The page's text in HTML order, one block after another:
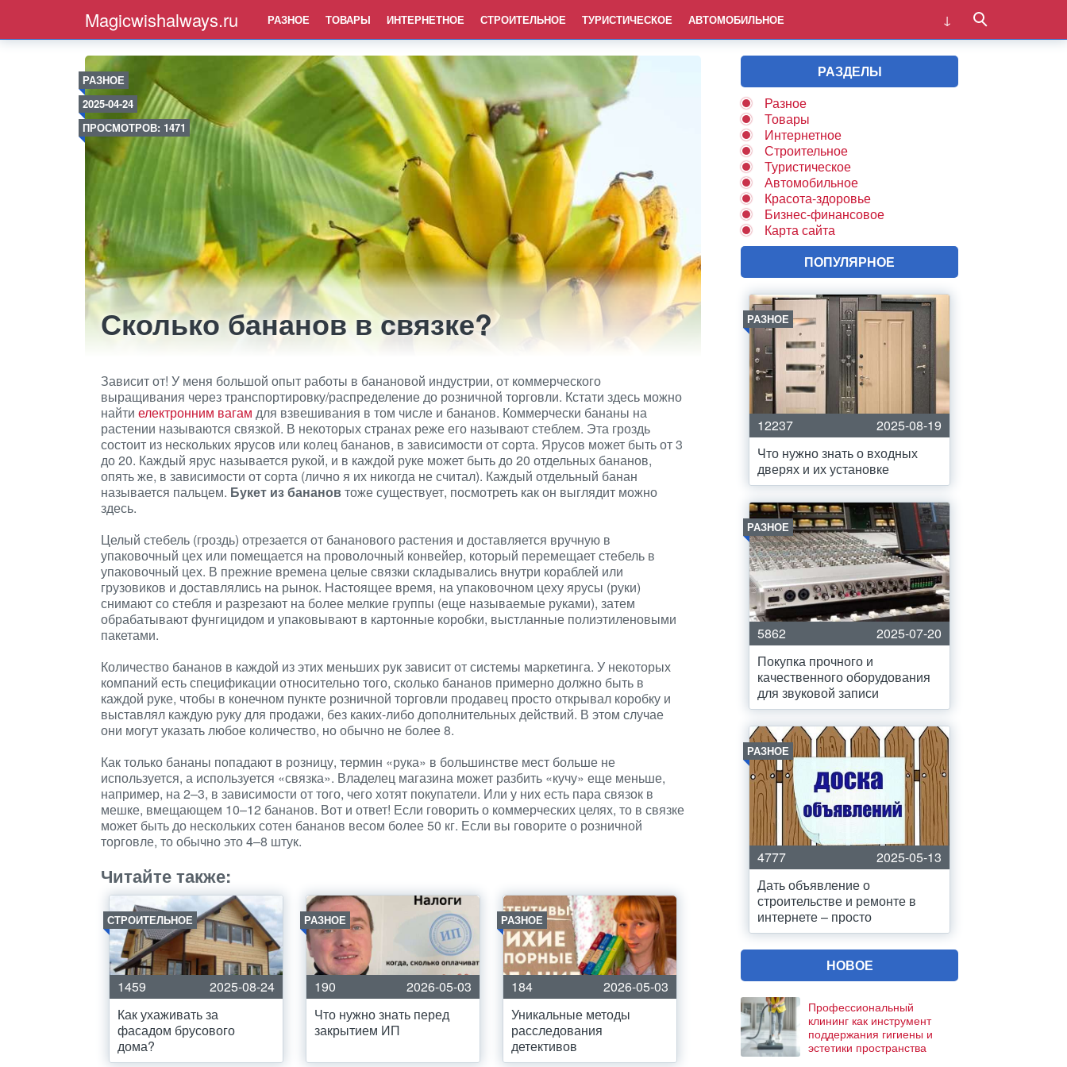
Magicwishalways.ru РАЗНОЕ ТОВАРЫ ИНТЕРНЕТНОЕ СТРОИТЕЛЬНОЕ ТУРИСТИЧЕСКОЕ АВТОМОБИЛЬНОЕ
РАЗНОЕ
2025-04-24
ПРОСМОТРОВ: 1471
Сколько бананов в связке?
Зависит от! У меня большой опыт работы в банановой индустрии, от коммерческого
выращивания через транспортировку/распределение до розничной торговли. Кстати здесь можно
найти електронним вагам для взвешивания в том числе и бананов. Коммерчески бананы на
растении называются связкой. В некоторых странах реже его называют стеблем. Эта гроздь
состоит из нескольких ярусов или колец бананов, в зависимости от сорта. Ярусов может быть от 3
до 20. Каждый ярус называется рукой, и в каждой руке может быть до 20 отдельных бананов,
опять же, в зависимости от сорта (лично я их никогда не считал). Каждый отдельный банан
называется пальцем. Букет из банановтоже существует, посмотреть как он выглядит можно
здесь.
Целый стебель (гроздь) отрезается от бананового растения и доставляется вручную в
упаковочный цех или помещается на проволочный конвейер, который перемещает стебель в
упаковочный цех. В прежние времена целые связки складывались внутри кораблей или
грузовиков и доставлялись на рынок. Настоящее время, на упаковочном цеху ярусы (руки)
снимают со стебля и разрезают на более мелкие группы (еще называемые руками), затем
обрабатывают фунгицидом и упаковывают в картонные коробки, выстланные полиэтиленовыми
пакетами.
Количество бананов в каждой из этих меньших рук зависит от системы маркетинга. У некоторых
компаний есть спецификации относительно того, сколько бананов примерно должно быть в
каждой руке, чтобы в конечном пункте розничной торговли продавец просто открывал коробку и
выставлял каждую руку для продажи, без каких-либо дополнительных действий. В этом случае
они могут указать любое количество, но обычно не более 8.
Как только бананы попадают в розницу, термин «рука» в большинстве мест больше не
используется, а используется «связка». Владелец магазина может разбить «кучу» еще меньше,
например, на 2–3, в зависимости от того, чего хотят покупатели. Или у них есть пара связок в
мешке, вмещающем 10–12 бананов. Вот и ответ! Если говорить о коммерческих целях, то в связке
может быть до нескольких сотен бананов весом более 50 кг. Если вы говорите о розничной
торговле, то обычно это 4–8 штук.
Читайте также:
СТРОИТЕЛЬНОЕ
1459
2025-08-24
Как ухаживать за
фасадом брусового
дома?
РАЗНОЕ
190
2026-05-03
Что нужно знать перед
закрытием ИП
РАЗНОЕ
184
2026-05-03
Уникальные методы
расследования
детективов
РАЗДЕЛЫ
Разное
Товары
Интернетное
Строительное
Туристическое
Автомобильное
Красота-здоровье
Бизнес-финансовое
Карта сайта
ПОПУЛЯРНОЕ
РАЗНОЕ
12237
2025-08-19
Что нужно знать о входных
дверях и их установке
РАЗНОЕ
5862
2025-07-20
Покупка прочного и
качественного оборудования
для звуковой записи
РАЗНОЕ
4777
2025-05-13
Дать объявление о
строительстве и ремонте в
интернете – просто
НОВОЕ
Профессиональный
клининг как инструмент
поддержания гигиены и
эстетики пространства